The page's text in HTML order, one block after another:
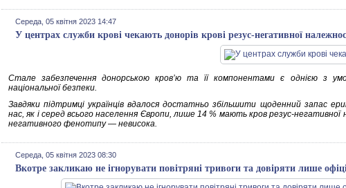
Середа, 05 квітня 2023 14:47
У центрах служби крові чекають донорів крові резус-негативної
Cтале забезпечення донорською кров’ю та її компонентами є однією з
національної безпеки.
Завдяки підтримці українців вдалося достатньо збільшити щоденний запас
нас, як і серед всього населення Європи, лише 14 % мають кров резус-негативної
негативного фенотипу — невисока.
Середа, 05 квітня 2023 08:30
Вкотре закликаю не ігнорувати повітряні тривоги та довіряти лише